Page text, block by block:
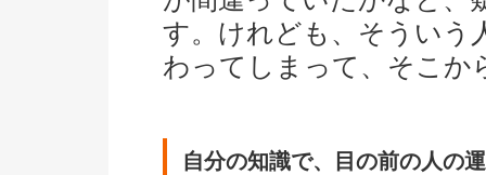
す。けれども、そういう
わってしまって、そこか
自分の知識で、目の前の人の